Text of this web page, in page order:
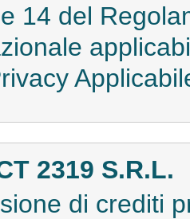
14 del
2319 S.R.L.
di crediti